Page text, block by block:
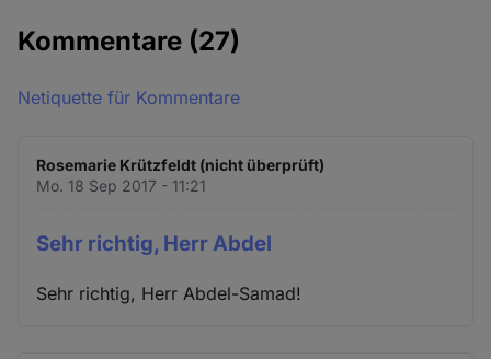
Kommentare (27)
Netiquette für Kommentare
Rosemarie Krützfeldt (nicht überprüft)
Mo. 18 Sep 2017 - 11:21
Sehr richtig, Herr Abdel
Sehr richtig, Herr Abdel-Samad!